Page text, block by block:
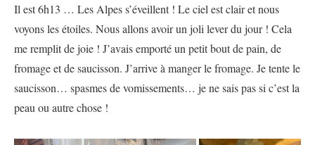
Il est 6h13 … Les Alpes s’éveillent ! Le ciel est clair et nous
voyons les étoiles. Nous allons avoir un joli lever du jour ! Cela
me remplit de joie ! J’avais emporté un petit bout de pain, de
fromage et de saucisson. J’arrive à manger le fromage. Je tente le
saucisson… spasmes de vomissements… je ne sais pas si c’est la
peau ou autre chose !